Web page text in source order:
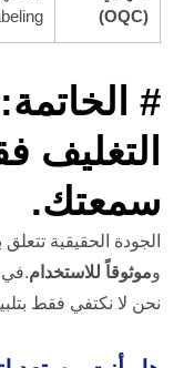
(OQC)
#
سمعتك.
الجودة الحقيقية
وموثوقاً للاستخدام.في
نحن لا نكتفي فقط